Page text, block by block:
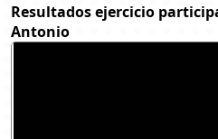
Resultados ejercicio
Antonio